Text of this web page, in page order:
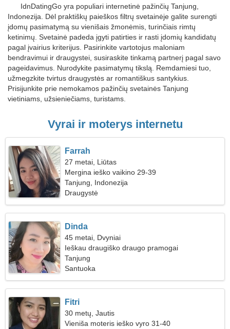
IdnDatingGo yra populiari internetinė pažinčių Tanjung,
Indonezija. Dėl praktiškų paieškos filtrų svetainėje galite surengti
įdomų pasimatymą su vienišais žmonėmis, turinčiais rimtų
ketinimų. Svetainė padeda įgyti patirties ir rasti įdomių kandidatų
pagal įvairius kriterijus. Pasirinkite vartotojus maloniam
bendravimui ir draugystei, susiraskite tinkamą partnerį pagal savo
pageidavimus. Nurodykite pasimatymų tikslą. Remdamiesi tuo,
užmegzkite tvirtus draugystės ar romantiškus santykius.
Prisijunkite prie nemokamos pažinčių svetainės Tanjung
vietiniams, užsieniečiams, turistams.
Vyrai ir moterys internetu
Farrah
27 metai, Liūtas
Mergina ieško vaikino 29-39
Tanjung, Indonezija
Draugystė
Dinda
45 metai, Dvyniai
Ieškau draugiško draugo pramogai
Tanjung
Santuoka
Fitri
30 metų, Jautis
Vieniša moteris ieško vyro 31-40